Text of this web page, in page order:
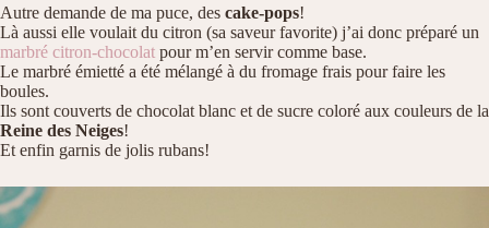
Autre demande de ma puce, des cake-pops!
Là aussi elle voulait du citron (sa saveur favorite) j’ai donc préparé un
marbré citron-chocolat pour m’en servir comme base.
Le marbré émietté a été mélangé à du fromage frais pour faire les
boules.
Ils sont couverts de chocolat blanc et de sucre coloré aux couleurs de la
Reine des Neiges!
Et enfin garnis de jolis rubans!